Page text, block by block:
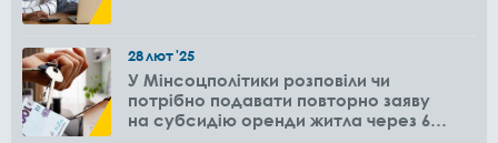
28лют'25
У Мінсоцполітики розповіли чи
потрібно подавати повторно заяву
на субсидію оренди житла через 6